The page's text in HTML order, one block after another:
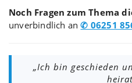
Noch Fragen zum Thema
unverbindlich an✆ 06251
„Ich bin geschieden